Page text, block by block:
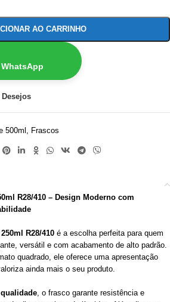
AO CARRINHO
500ml , Frascos
R28/410 – Design Moderno com
R28/410 é a escolha perfeita para quem
versátil e com acabamento de alto padrão.
quadrado, ele oferece uma apresentação
ainda mais o seu produto.
, o frasco garante resistência e